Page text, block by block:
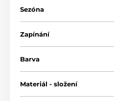
Sezóna
Zapínání
Barva
Materiál - složení